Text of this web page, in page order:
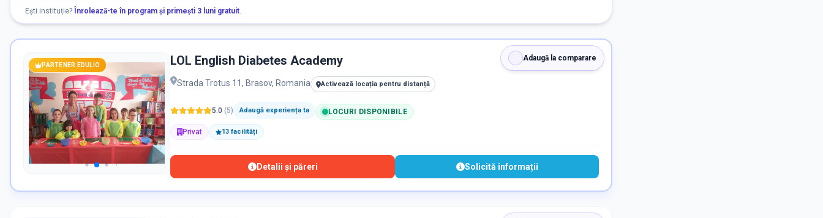
Ești instituție? Înrolează-te în program și primești 3 luni gratuit.
Adaugă la comparare
PARTENER EDULIO LOL English Diabetes Academy
Strada Trotus 11, Brasov, Romania Activează locația pentru distanță
5.0 (5) Adaugă experiența ta LOCURI DISPONIBILE
Privat 13 facilități
Detalii și păreri Solicită informații